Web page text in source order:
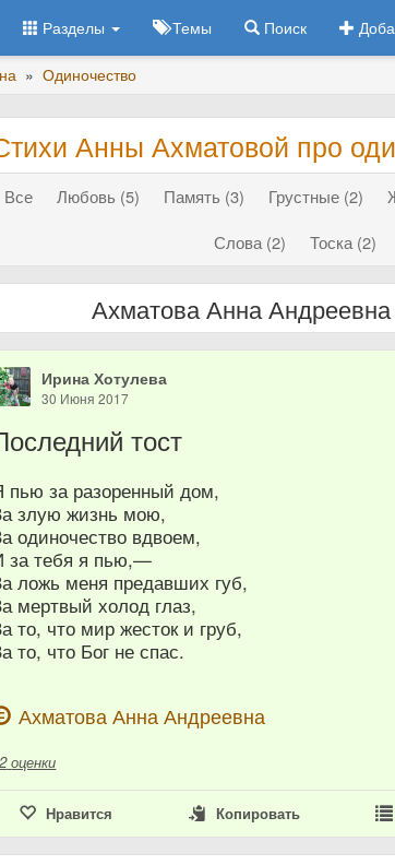
Разделы Темы Поиск
» Одиночество
Анны Ахматовой про
Все Любовь (5) Память (3) Грустные (2)
Слова (2)
Тоска (2)
Ахматова Анна
Ирина Хотулева
30 Июня 2017
тост
пью за разоренный дом,
злую жизнь мою,
одиночество вдвоем,
за тебя я пью,—
ложь меня предавших губ,
мертвый холод глаз,
то, что мир жесток и груб,
то, что Бог не спас.
Ахматова Анна Андреевна
оценки
Нравится Копировать